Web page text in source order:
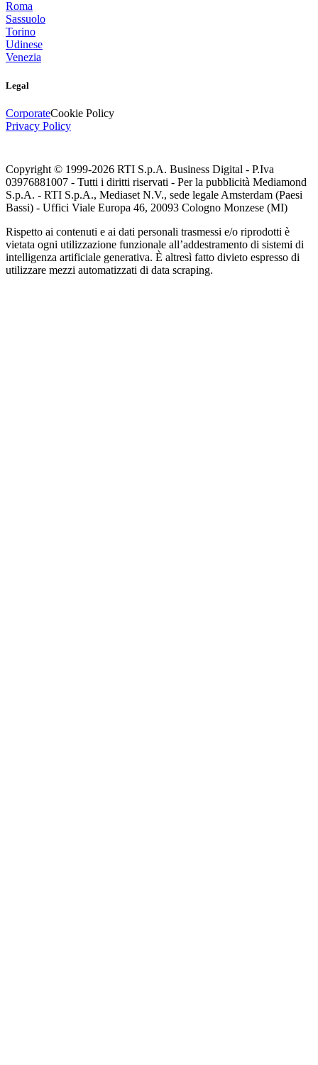
Roma
Sassuolo
Torino
Udinese
Venezia
Legal
CorporateCookie Policy
Privacy Policy
Copyright © 1999-2026 RTI S.p.A. Business Digital - P.Iva
03976881007 - Tutti i diritti riservati - Per la pubblicità Mediamond
S.p.A. - RTI S.p.A., Mediaset N.V., sede legale Amsterdam (Paesi
Bassi) - Uffici Viale Europa 46, 20093 Cologno Monzese (MI)
Rispetto ai contenuti e ai dati personali trasmessi e/o riprodotti è
vietata ogni utilizzazione funzionale all’addestramento di sistemi di
intelligenza artificiale generativa. È altresì fatto divieto espresso di
utilizzare mezzi automatizzati di data scraping.